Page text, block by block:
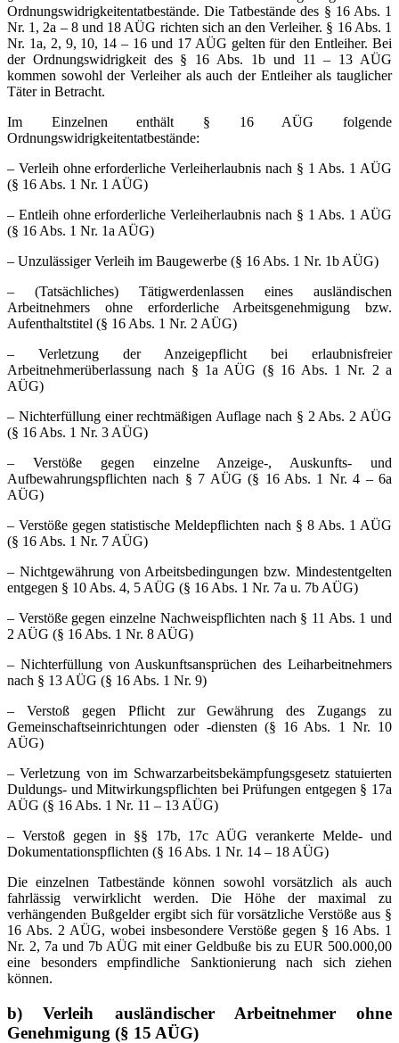
Ordnungswidrigkeiten­tatbestände. Die Tatbestände des § 16 Abs. 1
Nr. 1, 2a – 8 und 18 AÜG richten sich an den Verleiher. § 16 Abs. 1
Nr. 1a, 2, 9, 10, 14 – 16 und 17 AÜG gelten für den Entleiher. Bei
der Ordnungswidrigkeit des § 16 Abs. 1b und 11 – 13 AÜG
kommen sowohl der Verleiher als auch der Entleiher als tauglicher
Täter in Betracht.
Im Einzelnen enthält § 16 AÜG folgende
Ordnungswidrigkeitentatbestände:
– Verleih ohne erforderliche Verleiherlaubnis nach § 1 Abs. 1 AÜG
(§ 16 Abs. 1 Nr. 1 AÜG)
– Entleih ohne erforderliche Verleiherlaubnis nach § 1 Abs. 1 AÜG
(§ 16 Abs. 1 Nr. 1a AÜG)
– Unzulässiger Verleih im Baugewerbe (§ 16 Abs. 1 Nr. 1b AÜG)
– (Tatsächliches) Tätigwerdenlassen eines ausländischen
Arbeitnehmers ohne erforderliche Arbeitsgenehmigung bzw.
Aufenthaltstitel (§ 16 Abs. 1 Nr. 2 AÜG)
– Verletzung der Anzeigepflicht bei erlaubnisfreier
Arbeitnehmerüberlassung nach § 1a AÜG (§ 16 Abs. 1 Nr. 2 a
AÜG)
– Nichterfüllung einer rechtmäßigen Auflage nach § 2 Abs. 2 AÜG
(§ 16 Abs. 1 Nr. 3 AÜG)
– Verstöße gegen einzelne Anzeige-, Auskunfts- und
Aufbewahrungspflichten nach § 7 AÜG (§ 16 Abs. 1 Nr. 4 – 6a
AÜG)
– Verstöße gegen statistische Meldepflichten nach § 8 Abs. 1 AÜG
(§ 16 Abs. 1 Nr. 7 AÜG)
– Nichtgewährung von Arbeitsbedingungen bzw. Mindestentgelten
entgegen § 10 Abs. 4, 5 AÜG (§ 16 Abs. 1 Nr. 7a u. 7b AÜG)
– Verstöße gegen einzelne Nachweispflichten nach § 11 Abs. 1 und
2 AÜG (§ 16 Abs. 1 Nr. 8 AÜG)
– Nichterfüllung von Auskunftsansprüchen des Leiharbeitnehmers
nach § 13 AÜG (§ 16 Abs. 1 Nr. 9)
– Verstoß gegen Pflicht zur Gewährung des Zugangs zu
Gemeinschaftseinrichtungen oder -diensten (§ 16 Abs. 1 Nr. 10
AÜG)
– Verletzung von im Schwarzarbeitsbekämpfungsgesetz statuierten
Duldungs- und Mitwirkungspflichten bei Prüfungen entgegen § 17a
AÜG (§ 16 Abs. 1 Nr. 11 – 13 AÜG)
– Verstoß gegen in §§ 17b, 17c AÜG verankerte Melde- und
Dokumentationspflichten (§ 16 Abs. 1 Nr. 14 – 18 AÜG)
Die einzelnen Tatbestände können sowohl vorsätzlich als auch
fahrlässig verwirklicht werden. Die Höhe der maximal zu
verhängenden Bußgelder ergibt sich für vorsätzliche Verstöße aus §
16 Abs. 2 AÜG, wobei insbesondere Verstöße gegen § 16 Abs. 1
Nr. 2, 7a und 7b AÜG mit einer Geldbuße bis zu EUR 500.000,00
eine besonders empfindliche Sanktionierung nach sich ziehen
können.
b)Verleih ausländischer Arbeitnehmer ohne
Genehmigung (§ 15 AÜG)